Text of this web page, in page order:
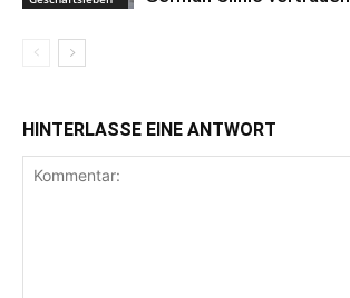
HINTERLASSE EINE ANTWORT